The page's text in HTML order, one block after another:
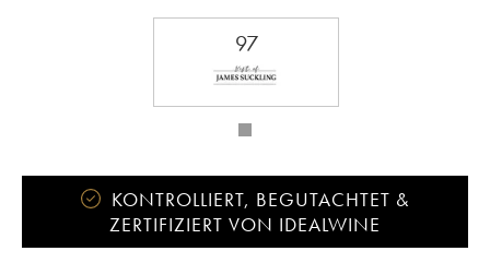
97
KONTROLLIERT, BEGUTACHTET &
ZERTIFIZIERT VON IDEALWINE